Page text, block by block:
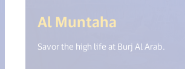
%>)
Al Muntaha (<%=
Savor the high life at Burj Al Arab.